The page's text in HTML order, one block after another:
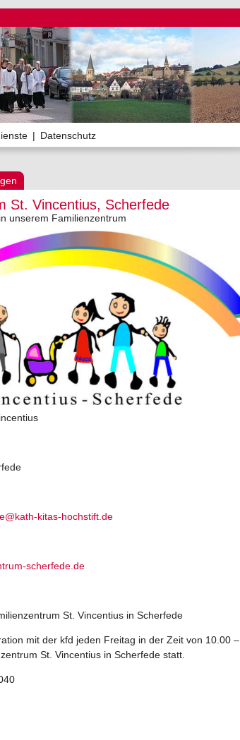
| Datenschutz
St. Vincentius, Scherfede
unserem Familienzentrum
kitas-hochstift.de
scherfede.de
St. Vincentius in Scherfede
mit der kfd jeden Freitag in der Zeit von 10.00 –
St. Vincentius in Scherfede statt.